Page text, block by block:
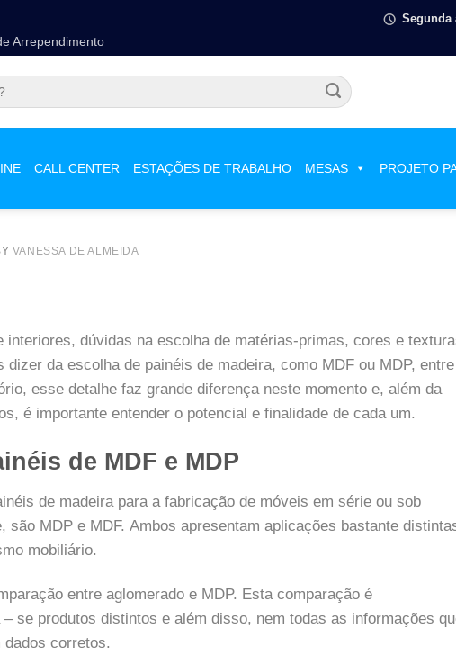
Arrependimento
Segunda
CALL CENTER ESTAÇÕES DE TRABALHO MESAS PROJETO
e MDF
VANESSA DE ALMEIDA
interiores, dúvidas na escolha de matérias-primas, cores e
da escolha de painéis de madeira, como MDF ou MDP, entre
esse detalhe faz grande diferença neste momento e, além da
é importante entender o potencial e finalidade de cada um.
de MDF e MDP
de madeira para a fabricação de móveis em série ou sob
são MDP e MDF. Ambos apresentam aplicações bastante
mobiliário.
entre aglomerado e MDP. Esta comparação é
se produtos distintos e além disso, nem todas as informações
corretos.